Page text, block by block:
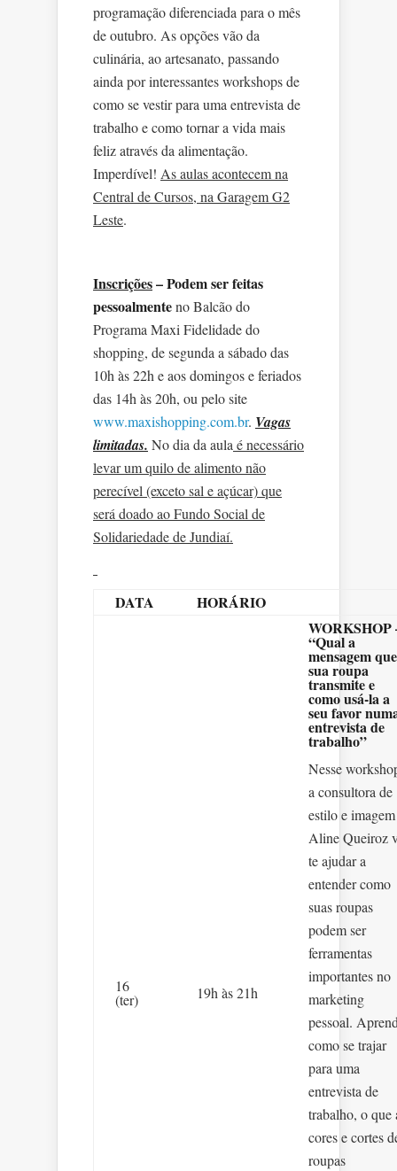
programação diferenciada para o mês
de outubro. As opções vão da
culinária, ao artesanato, passando
ainda por interessantes workshops de
como se vestir para uma entrevista de
trabalho e como tornar a vida mais
feliz através da alimentação.
Imperdível! As aulas acontecem na
Central de Cursos, na Garagem G2
Leste.
Inscrições–Podem ser feitas
pessoalmenteno Balcão do
Programa Maxi Fidelidade do
shopping, de segunda a sábado das
10h às 22h e aos domingos e feriados
das 14h às 20h, ou pelo site
www.maxishopping.com.br. Vagas
limitadas. No dia da aula é necessário
levar um quilo de alimento não
perecível (exceto sal e açúcar) que
será doado ao Fundo Social de
Solidariedade de Jundiaí.
DATA HORÁRIO
16
(ter) 19h às 21h
WORKSHOP
“Qual a
mensagem que
sua roupa
transmite e
como usá-la a
seu favor
entrevista de
trabalho”
Nesse
a consultora de
estilo e imagem
Aline Queiroz
te ajudar a
entender como
suas roupas
podem ser
ferramentas
importantes no
marketing
pessoal.
como se trajar
para uma
entrevista de
trabalho, o que
cores e cortes
roupas